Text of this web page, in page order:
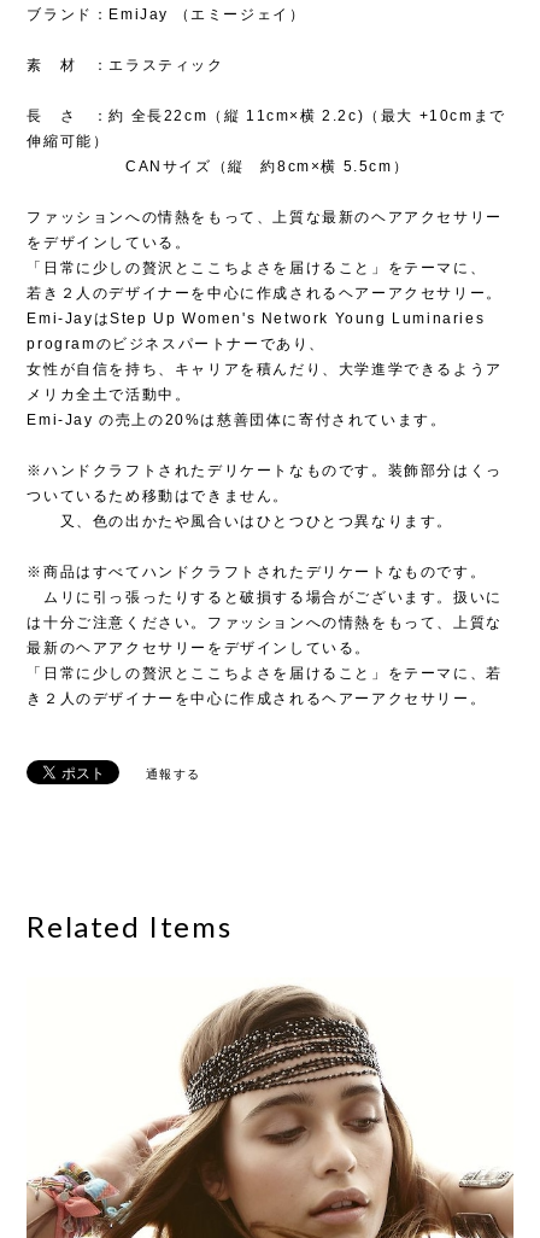
ブランド：EmiJay （エミージェイ）
素 材 ：エラスティック
長 さ ：約 全長22cm（縦 11cm×横 2.2c)（最大 +10cmまで
伸縮可能）
CANサイズ（縦 約8cm×横 5.5cm）
ファッションへの情熱をもって、上質な最新のヘアアクセサリー
をデザインしている。
「日常に少しの贅沢とここちよさを届けること」をテーマに、
若き２人のデザイナーを中心に作成されるヘアーアクセサリー。
Emi-JayはStep Up Women's Network Young Luminaries
programのビジネスパートナーであり、
女性が自信を持ち、キャリアを積んだり、大学進学できるようア
メリカ全土で活動中。
Emi-Jay の売上の20%は慈善団体に寄付されています。
※ハンドクラフトされたデリケートなものです。装飾部分はくっ
ついているため移動はできません。
又、色の出かたや風合いはひとつひとつ異なります。
※商品はすべてハンドクラフトされたデリケートなものです。
ムリに引っ張ったりすると破損する場合がございます。扱いに
は十分ご注意ください。ファッションへの情熱をもって、上質な
最新のヘアアクセサリーをデザインしている。
「日常に少しの贅沢とここちよさを届けること」をテーマに、若
き２人のデザイナーを中心に作成されるヘアーアクセサリー。
通報する
Related Items